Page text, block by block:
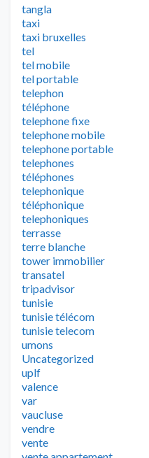
tangla
taxi
taxi bruxelles
tel
tel mobile
tel portable
telephon
téléphone
telephone fixe
telephone mobile
telephone portable
telephones
téléphones
telephonique
téléphonique
telephoniques
terrasse
terre blanche
tower immobilier
transatel
tripadvisor
tunisie
tunisie télécom
tunisie telecom
umons
Uncategorized
uplf
valence
var
vaucluse
vendre
vente